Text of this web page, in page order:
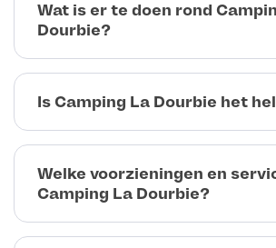
Wat is er te doen rond
Dourbie?
Is Camping La Dourbie het
Welke voorzieningen en
Camping La Dourbie?